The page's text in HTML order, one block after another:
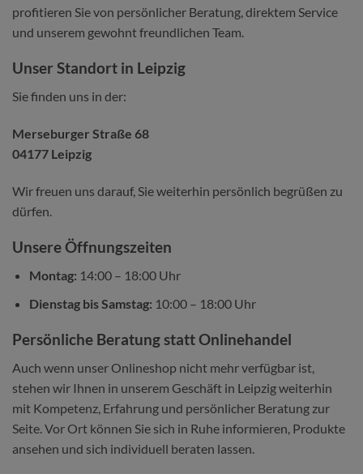
profitieren Sie von persönlicher Beratung, direktem Service
und unserem gewohnt freundlichen Team.
Unser Standort in Leipzig
Sie finden uns in der:
Merseburger Straße 68
04177 Leipzig
Wir freuen uns darauf, Sie weiterhin persönlich begrüßen zu
dürfen.
Unsere Öffnungszeiten
Montag: 14:00 – 18:00 Uhr
Dienstag bis Samstag: 10:00 – 18:00 Uhr
Persönliche Beratung statt Onlinehandel
Auch wenn unser Onlineshop nicht mehr verfügbar ist,
stehen wir Ihnen in unserem Geschäft in Leipzig weiterhin
mit Kompetenz, Erfahrung und persönlicher Beratung zur
Seite. Vor Ort können Sie sich in Ruhe informieren, Produkte
ansehen und sich individuell beraten lassen.